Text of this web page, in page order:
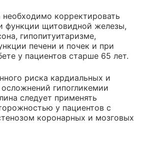
необходимо корректировать
функции щитовидной железы,
гипопитуитаризме,
печени и почек и при
у пациентов старше 65 лет.
риска кардиальных и
гипогликемии
следует применять
у пациентов с
коронарных и мозговых